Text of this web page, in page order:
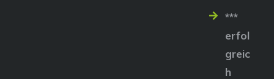
***
erfol
greic
h